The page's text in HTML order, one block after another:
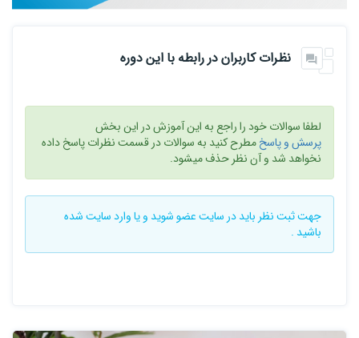
نظرات کاربران در رابطه با این دوره
لطفا سوالات خود را راجع به این آموزش در این بخش
پرسش و پاسخمطرح کنید به سوالات در قسمت نظرات پاسخ داده
نخواهد شد و آن نظر حذف میشود.
جهت ثبت نظر باید در سایتعضو شوید و یاوارد سایتشده
باشید .